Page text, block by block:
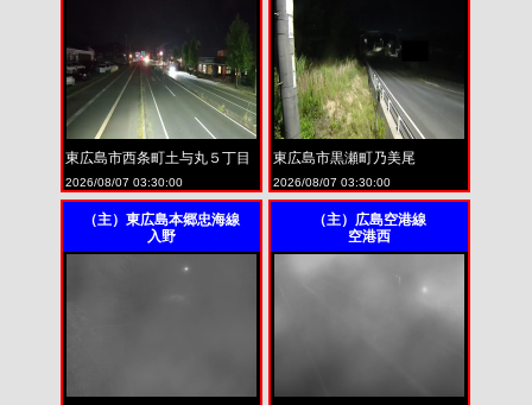
東広島市西条町土与丸５丁目
2026/08/07 03:30:00
東広島市黒瀬町乃美尾
2026/08/07 03:30:00
（主）東広島本郷忠海線
入野
（主）広島空港線
空港西